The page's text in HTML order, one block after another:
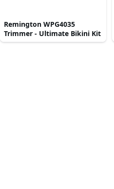
Remington WPG4035
Trimmer - Ultimate Bikini Kit